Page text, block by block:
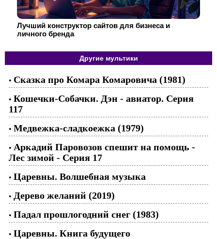
Лучший конструктор сайтов для бизнеса и
личного бренда
Другие мультики
• Сказка про Комара Комаровича (1981)
• Кошечки-Собачки. Дэн - авиатор. Серия
117
• Медвежка-сладкоежка (1979)
• Аркадий Паровозов спешит на помощь -
Лес зимой - Серия 17
• Царевны. Волшебная музыка
• Дерево желаний (2019)
• Падал прошлогодний снег (1983)
• Царевны. Книга будущего